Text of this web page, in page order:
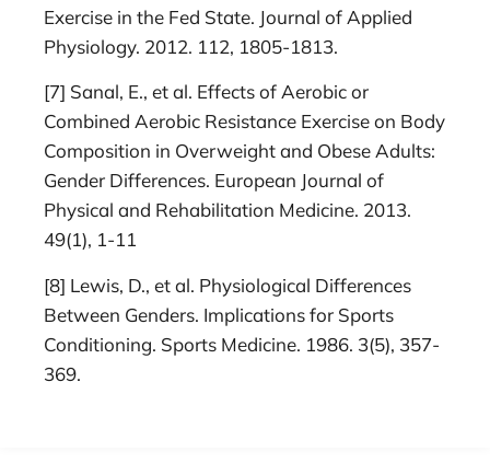
Exercise in the Fed State. Journal of Applied
Physiology. 2012. 112, 1805-1813.
[7] Sanal, E., et al. Effects of Aerobic or
Combined Aerobic Resistance Exercise on Body
Composition in Overweight and Obese Adults:
Gender Differences. European Journal of
Physical and Rehabilitation Medicine. 2013.
49(1), 1-11
[8] Lewis, D., et al. Physiological Differences
Between Genders. Implications for Sports
Conditioning. Sports Medicine. 1986. 3(5), 357-
369.